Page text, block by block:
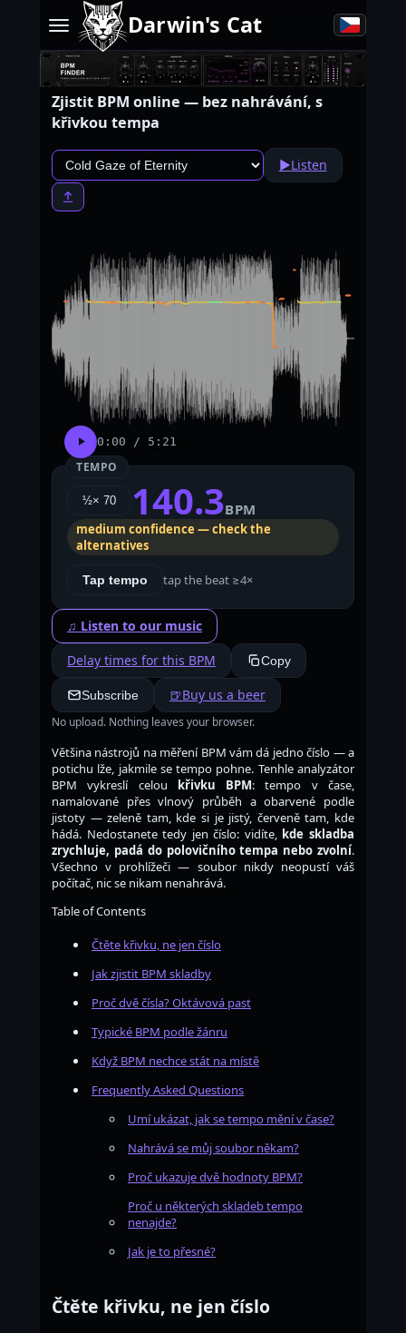
Darwin's Cat
Zjistit BPM online — bez nahrávání, s
křivkou tempa
▶Listen
0:00 / 5:21
TEMPO
½× 70 140.3BPM
medium confidence — check the
alternatives
Tap tempo tap the beat ≥4×
♫ Listen to our music
Delay times for this BPM
Copy
Subscribe 🍺Buy us a beer
No upload. Nothing leaves your browser.
Většina nástrojů na měření BPM vám dá jedno číslo — a
potichu lže, jakmile se tempo pohne. Tenhle analyzátor
BPM vykreslí celou křivku BPM: tempo v čase,
namalované přes vlnový průběh a obarvené podle
jistoty — zeleně tam, kde si je jistý, červeně tam, kde
hádá. Nedostanete tedy jen číslo: vidíte, kde skladba
zrychluje, padá do polovičního tempa nebo zvolní.
Všechno v prohlížeči — soubor nikdy neopustí váš
počítač, nic se nikam nenahrává.
Table of Contents
Čtěte křivku, ne jen číslo
Jak zjistit BPM skladby
Proč dvě čísla? Oktávová past
Typické BPM podle žánru
Když BPM nechce stát na místě
Frequently Asked Questions
Umí ukázat, jak se tempo mění v čase?
Nahrává se můj soubor někam?
Proč ukazuje dvě hodnoty BPM?
Proč u některých skladeb tempo
nenajde?
Jak je to přesné?
Čtěte křivku, ne jen číslo